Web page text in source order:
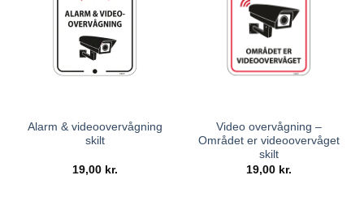
Alarm & videoovervågning
skilt
19,00 kr.
Video overvågning –
Området er videoovervåget
skilt
19,00 kr.